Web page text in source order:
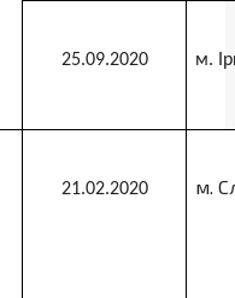
25.09.2020 м.
21.02.2020 м.